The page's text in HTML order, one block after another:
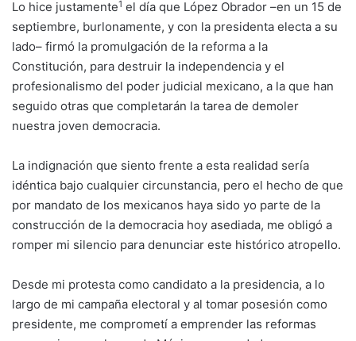
Lo hice justamente1 el día que López Obrador –en un 15 de
septiembre, burlonamente, y con la presidenta electa a su
lado– firmó la promulgación de la reforma a la
Constitución, para destruir la independencia y el
profesionalismo del poder judicial mexicano, a la que han
seguido otras que completarán la tarea de demoler
nuestra joven democracia.
La indignación que siento frente a esta realidad sería
idéntica bajo cualquier circunstancia, pero el hecho de que
por mandato de los mexicanos haya sido yo parte de la
construcción de la democracia hoy asediada, me obligó a
romper mi silencio para denunciar este histórico atropello.
Desde mi protesta como candidato a la presidencia, a lo
largo de mi campaña electoral y al tomar posesión como
presidente, me comprometí a emprender las reformas